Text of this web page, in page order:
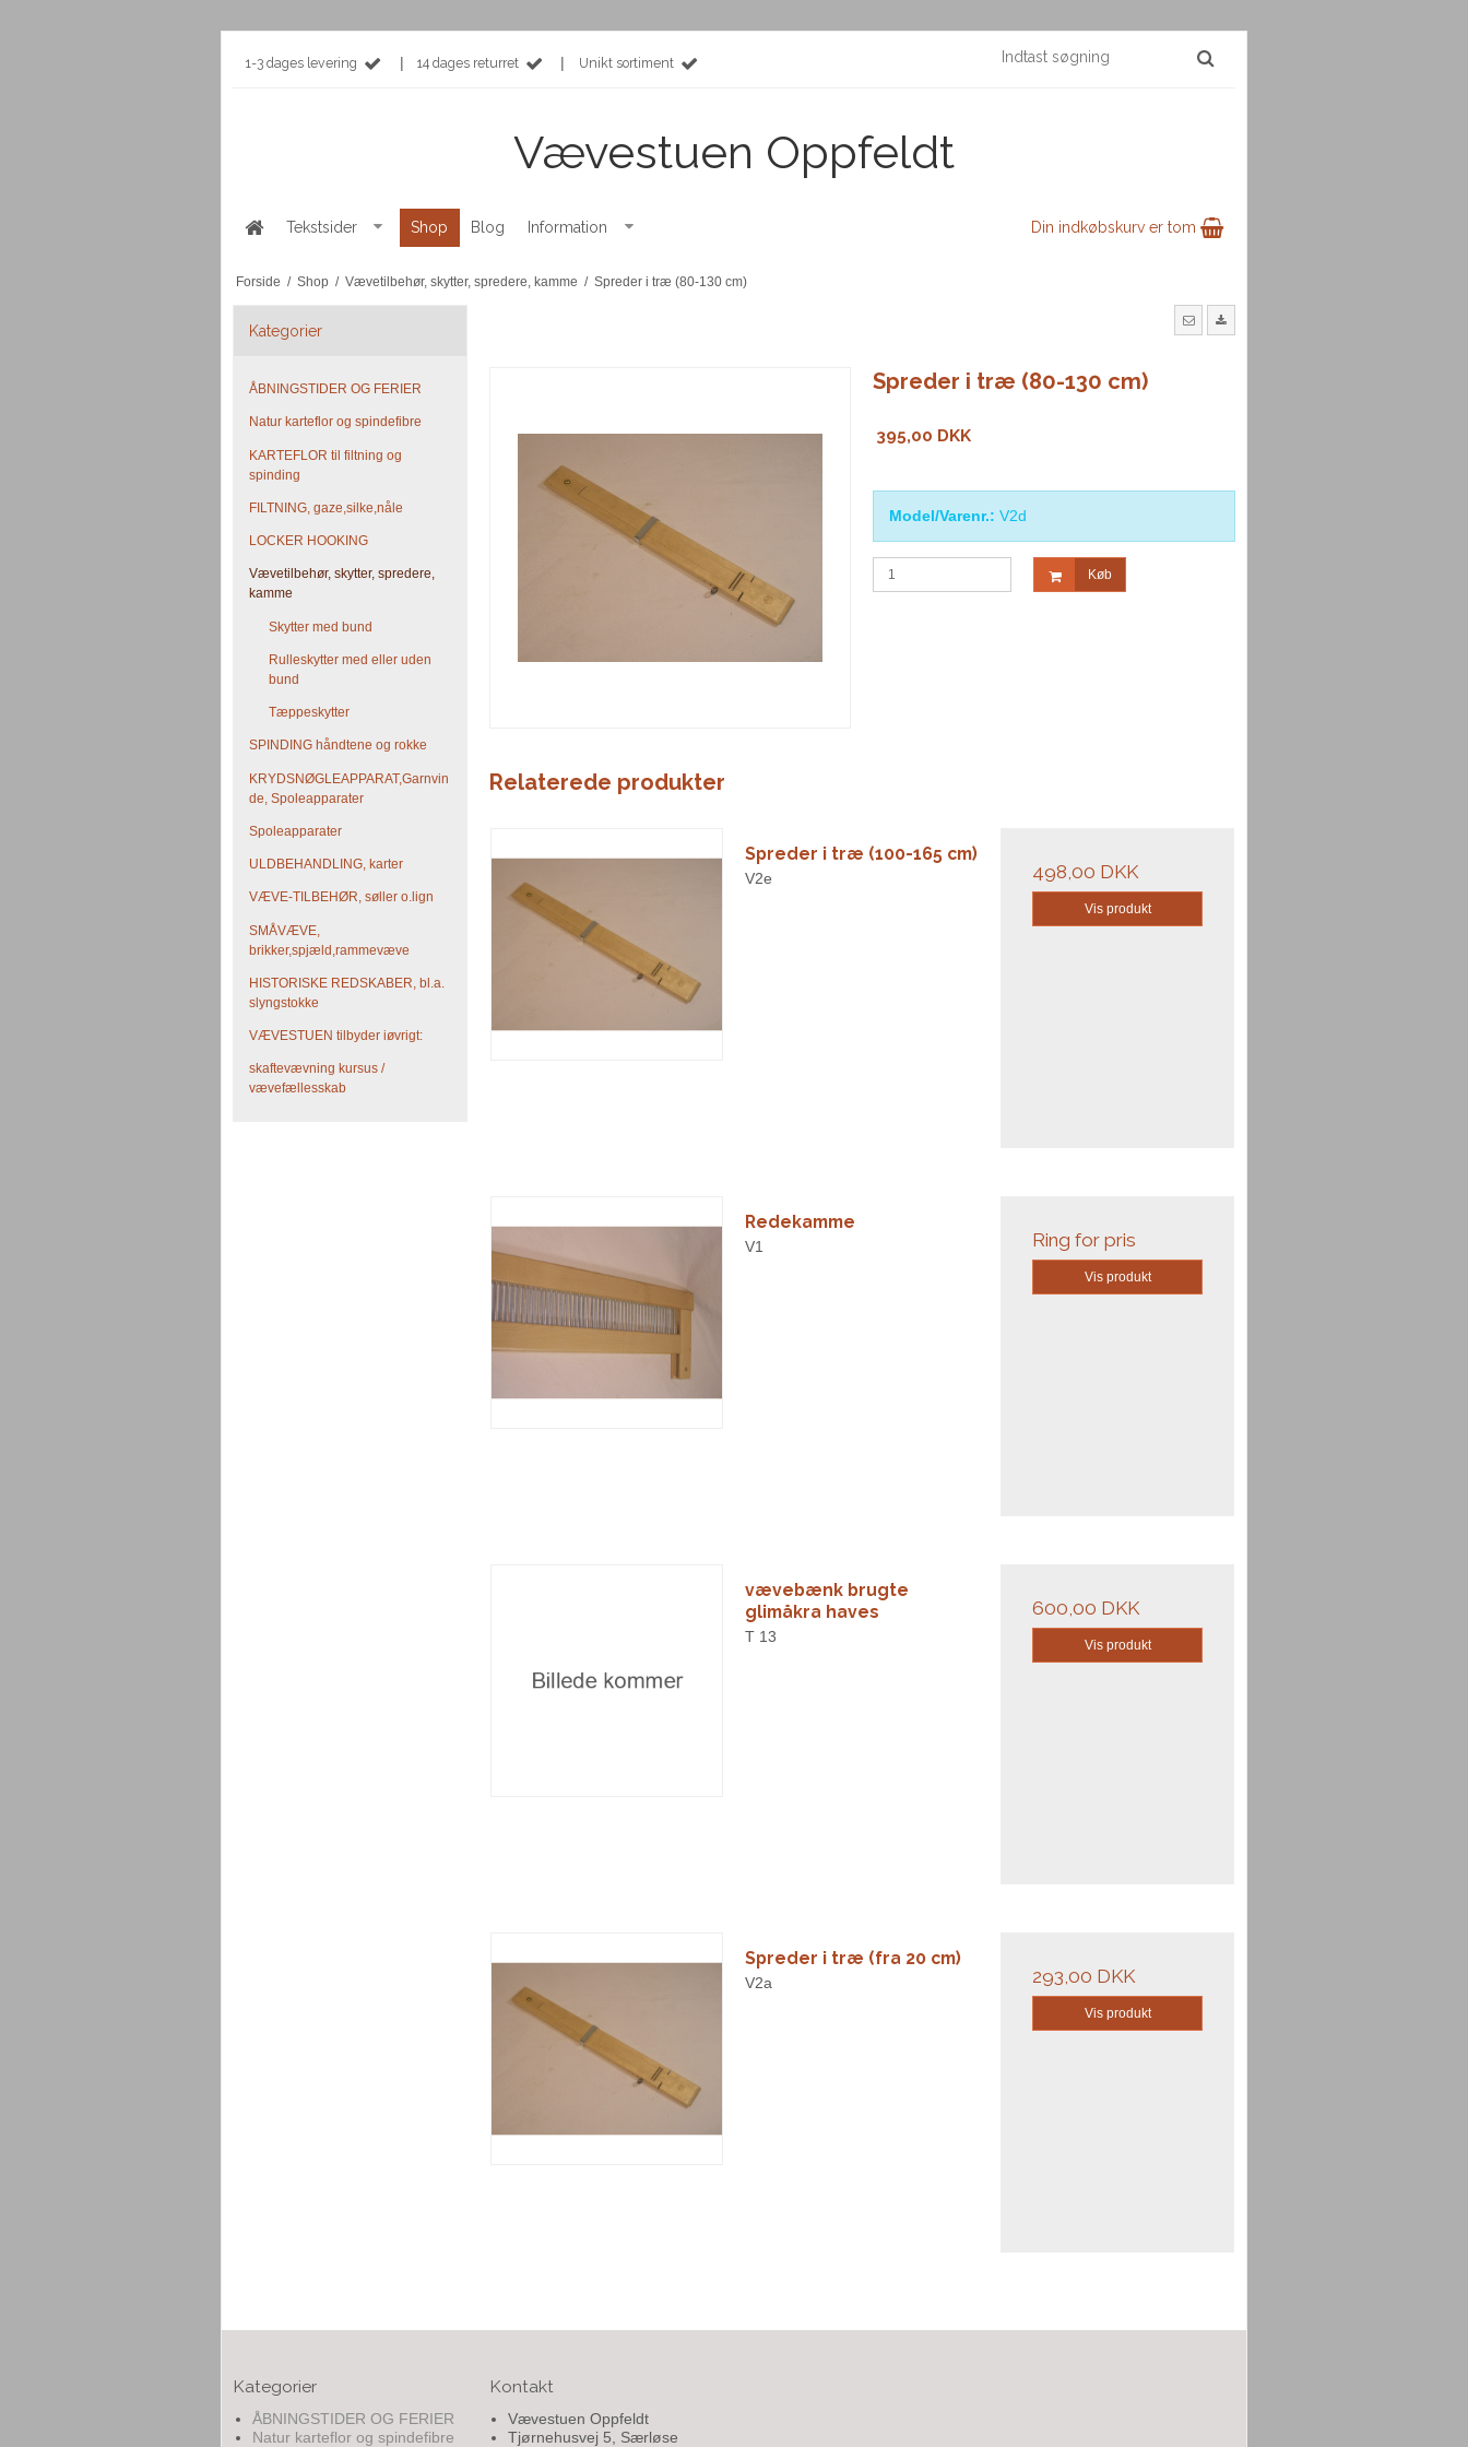
1-3 dages levering | 14 dages returret | Unikt sortiment
Vævestuen Oppfeldt
Tekstsider Shop Blog Information Din indkøbskurv er tom
Forside / Shop / Vævetilbehør, skytter, spredere, kamme / Spreder i træ (80-130 cm)
Kategorier
ÅBNINGSTIDER OG FERIER
Natur karteflor og spindefibre
KARTEFLOR til filtning og
spinding
FILTNING, gaze,silke,nåle
LOCKER HOOKING
Vævetilbehør, skytter, spredere,
kamme
Skytter med bund
Rulleskytter med eller uden
bund
Tæppeskytter
SPINDING håndtene og rokke
KRYDSNØGLEAPPARAT,Garnvin
de, Spoleapparater
Spoleapparater
ULDBEHANDLING, karter
VÆVE-TILBEHØR, søller o.lign
SMÅVÆVE,
brikker,spjæld,rammevæve
HISTORISKE REDSKABER, bl.a.
slyngstokke
VÆVESTUEN tilbyder iøvrigt:
skaftevævning kursus /
vævefællesskab
Spreder i træ (80-130 cm)
395,00 DKK
Model/Varenr.: V2d
Køb
Relaterede produkter
Spreder i træ (100-165 cm)
V2e 498,00 DKK
Vis produkt
Redekamme
V1 Ring for pris
Vis produkt
vævebænk brugte
glimåkra haves
T 13
600,00 DKK
Vis produkt
Spreder i træ (fra 20 cm)
V2a 293,00 DKK
Vis produkt
Kategorier
ÅBNINGSTIDER OG FERIER
Natur karteflor og spindefibre
Kontakt
Vævestuen Oppfeldt
Tjørnehusvej 5, Særløse